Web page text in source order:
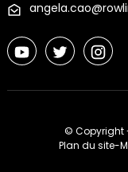
© Copyright
Plan du site-